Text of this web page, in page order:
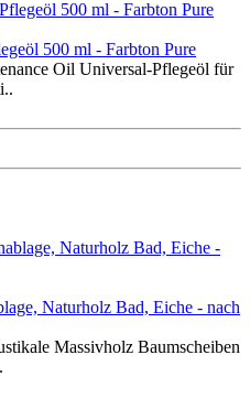
500 ml - Farbton Pure
Oil Universal-Pflegeöl für
Naturholz Bad, Eiche - nach
Massivholz Baumscheiben